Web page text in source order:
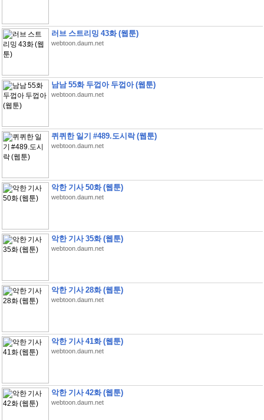
러브 스트리밍 43화 (웹툰)
webtoon.daum.net
남남 55화 두껍아 두껍아 (웹툰)
webtoon.daum.net
퀴퀴한 일기 #489.도시락 (웹툰)
webtoon.daum.net
악한 기사 50화 (웹툰)
webtoon.daum.net
악한 기사 35화 (웹툰)
webtoon.daum.net
악한 기사 28화 (웹툰)
webtoon.daum.net
악한 기사 41화 (웹툰)
webtoon.daum.net
악한 기사 42화 (웹툰)
webtoon.daum.net